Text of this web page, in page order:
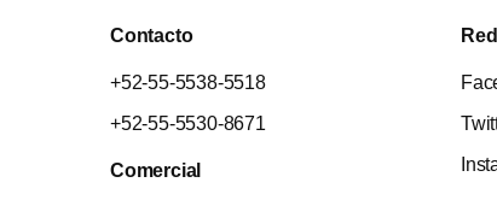
Contacto
+52-55-5538-5518
+52-55-5530-8671
Comercial